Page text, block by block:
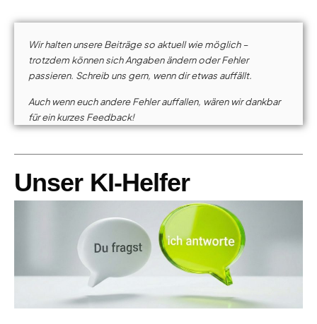
Wir halten unsere Beiträge so aktuell wie möglich –
trotzdem können sich Angaben ändern oder Fehler
passieren. Schreib uns gern, wenn dir etwas auffällt.
Auch wenn euch andere Fehler auffallen, wären wir dankbar
für ein kurzes Feedback!
Unser KI-Helfer